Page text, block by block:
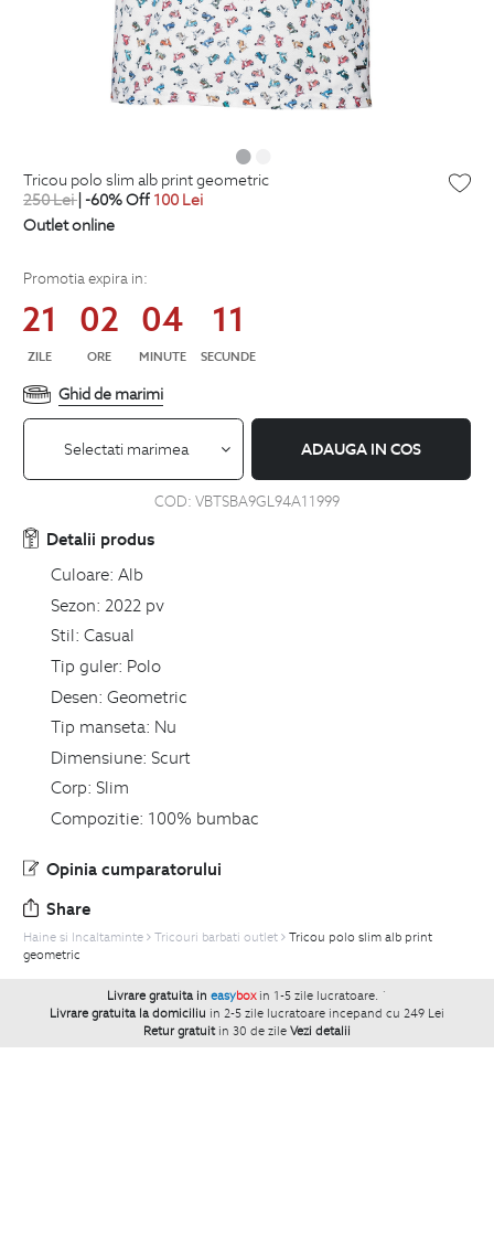
tricou polo slim alb print geometric
250Lei| -60% Off 100 Lei
Outlet online
Promotia expira in:
21
ZILE
02
ORE
04
MINUTE
11
SECUNDE
Ghid de marimi
Selectati marimea ADAUGA IN COS
COD: VBTSBA9GL94A11999
Detalii produs
Culoare: Alb
Sezon: 2022 pv
Stil: Casual
Tip guler: Polo
Desen: Geometric
Tip manseta: Nu
Dimensiune: Scurt
Corp: Slim
Compozitie: 100% bumbac
Opinia cumparatorului
Share
Haine si Incaltaminte Tricouri barbati outlet
Tricou polo slim alb print
geometric
Livrare gratuita in easybox in 1-5 zile lucratoare. `
Livrare gratuita la domiciliu in 2-5 zile lucratoare incepand cu 249 Lei
Retur gratuit in 30 de zile Vezi detalii